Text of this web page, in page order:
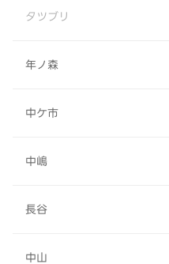
タツブリ
年ノ森
中ケ市
中嶋
長谷
中山